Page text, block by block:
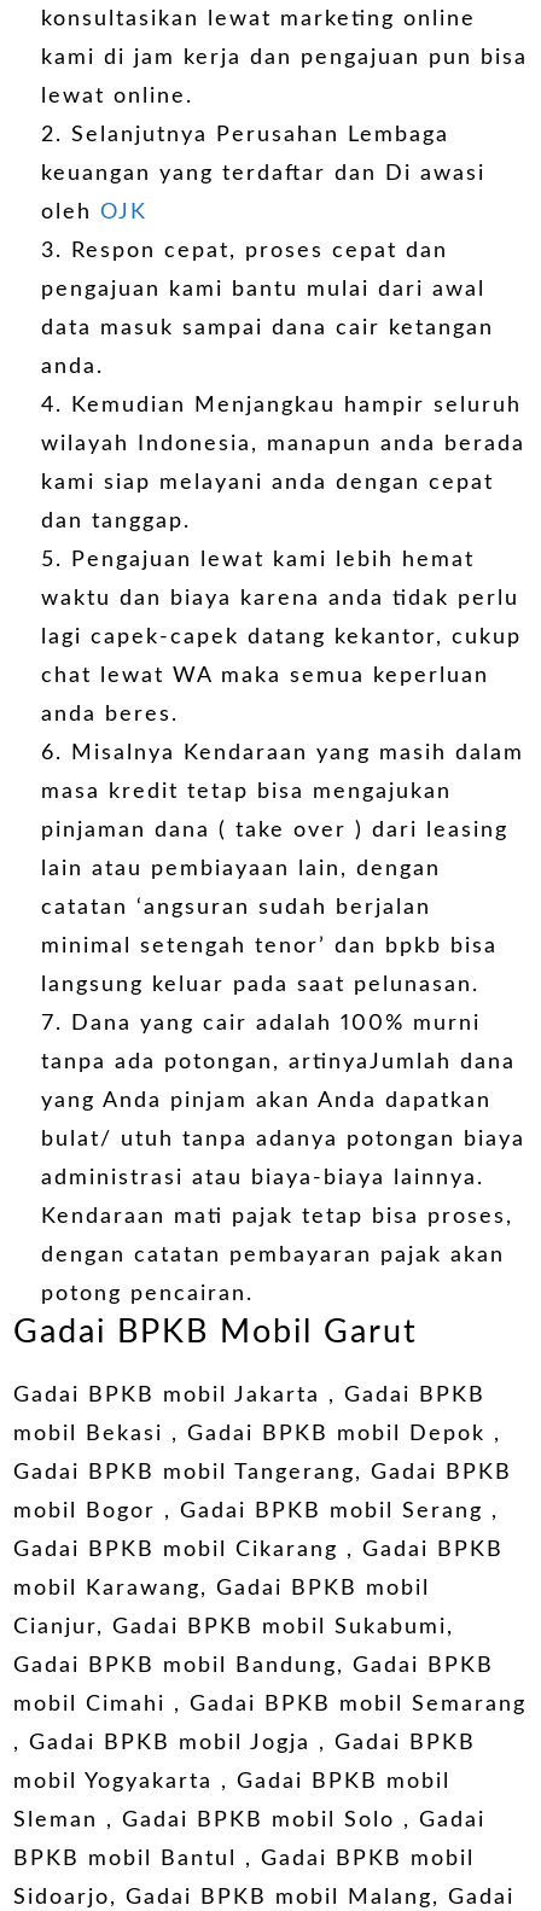
konsultasikan lewat marketing online
kami di jam kerja dan pengajuan pun bisa
lewat online.
Selanjutnya Perusahan Lembaga
keuangan yang terdaftar dan Di awasi
oleh OJK
Respon cepat, proses cepat dan
pengajuan kami bantu mulai dari awal
data masuk sampai dana cair ketangan
anda.
Kemudian Menjangkau hampir seluruh
wilayah Indonesia, manapun anda berada
kami siap melayani anda dengan cepat
dan tanggap.
Pengajuan lewat kami lebih hemat
waktu dan biaya karena anda tidak perlu
lagi capek-capek datang kekantor, cukup
chat lewat WA maka semua keperluan
anda beres.
Misalnya Kendaraan yang masih dalam
masa kredit tetap bisa mengajukan
pinjaman dana ( take over ) dari leasing
lain atau pembiayaan lain, dengan
catatan ‘angsuran sudah berjalan
minimal setengah tenor’ dan bpkb bisa
langsung keluar pada saat pelunasan.
Dana yang cair adalah 100% murni
tanpa ada potongan, artinyaJumlah dana
yang Anda pinjam akan Anda dapatkan
bulat/ utuh tanpa adanya potongan biaya
administrasi atau biaya-biaya lainnya.
Kendaraan mati pajak tetap bisa proses,
dengan catatan pembayaran pajak akan
potong pencairan.
Gadai BPKB Mobil Garut
Gadai BPKB mobil Jakarta , Gadai BPKB
mobil Bekasi , Gadai BPKB mobil Depok ,
Gadai BPKB mobil Tangerang, Gadai BPKB
mobil Bogor , Gadai BPKB mobil Serang ,
Gadai BPKB mobil Cikarang , Gadai BPKB
mobil Karawang, Gadai BPKB mobil
Cianjur, Gadai BPKB mobil Sukabumi,
Gadai BPKB mobil Bandung, Gadai BPKB
mobil Cimahi , Gadai BPKB mobil Semarang
, Gadai BPKB mobil Jogja , Gadai BPKB
mobil Yogyakarta , Gadai BPKB mobil
Sleman , Gadai BPKB mobil Solo , Gadai
BPKB mobil Bantul , Gadai BPKB mobil
Sidoarjo, Gadai BPKB mobil Malang, Gadai